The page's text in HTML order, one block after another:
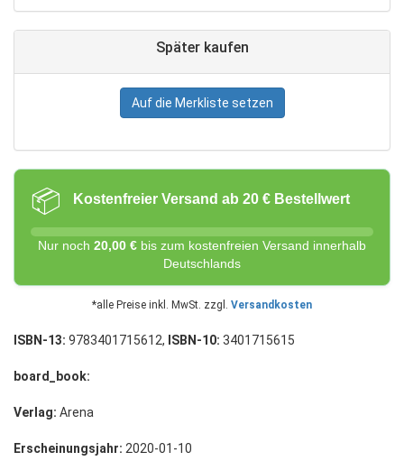
Später kaufen
Auf die Merkliste setzen
📦 Kostenfreier Versand ab 20 € Bestellwert
Nur noch 20,00 € bis zum kostenfreien Versand innerhalb
Deutschlands
*alle Preise inkl. MwSt. zzgl. Versandkosten
ISBN-13: 9783401715612, ISBN-10: 3401715615
board_book:
Verlag: Arena
Erscheinungsjahr: 2020-01-10